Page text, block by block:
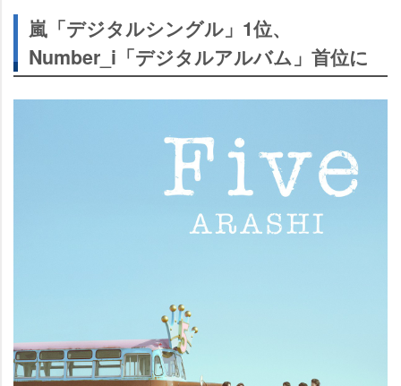
嵐「デジタルシングル」1位、
Number_i「デジタルアルバム」首位に